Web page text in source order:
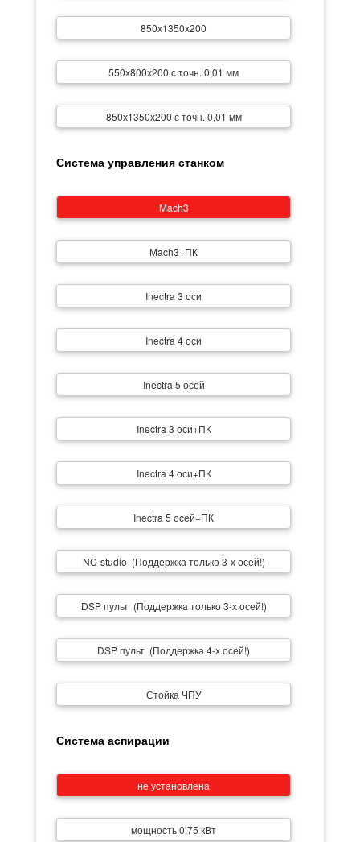
850х1350х200
550х800х200 с точн. 0,01 мм
850х1350х200 с точн. 0,01 мм
Система управления станком
Mach3
Mach3+ПК
Inectra 3 оси
Inectra 4 оси
Inectra 5 осей
Inectra 3 оси+ПК
Inectra 4 оси+ПК
Inectra 5 осей+ПК
NC-studio (Поддержка только 3-х осей!)
DSP пульт (Поддержка только 3-х осей!)
DSP пульт (Поддержка 4-х осей!)
Стойка ЧПУ
Система аспирации
не установлена
мощность 0,75 кВт